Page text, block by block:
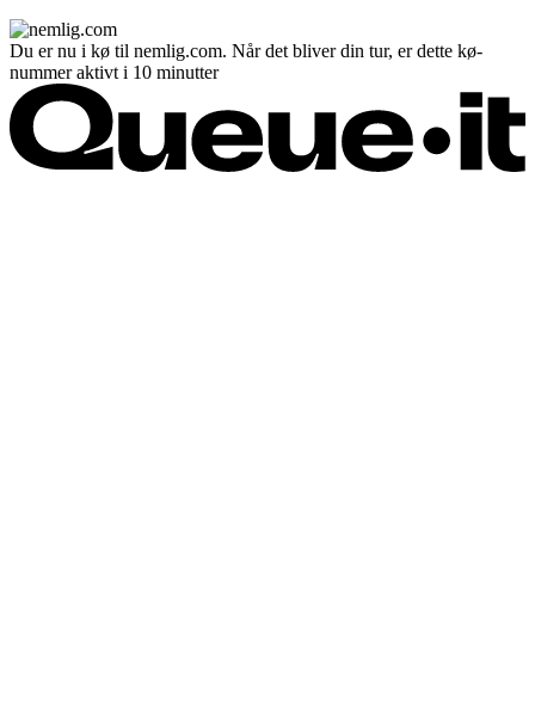
Du er nu i kø til nemlig.com. Når det bliver din tur, er dette kø-
nummer aktivt i 10 minutter